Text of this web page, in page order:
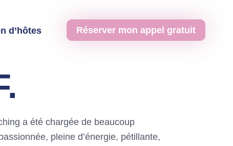
d’hôtes Réserver mon appel gratuit
a été chargée de beaucoup
pleine d’énergie, pétillante,